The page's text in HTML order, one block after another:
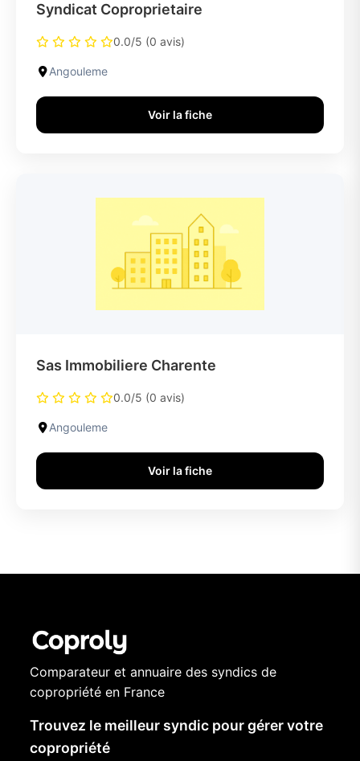
Syndicat Coproprietaire
0.0/5 (0 avis)
Angouleme
Voir la fiche
Sas Immobiliere Charente
0.0/5 (0 avis)
Angouleme
Voir la fiche
Comparateur et annuaire des syndics de
copropriété en France
Trouvez le meilleur syndic pour gérer votre
copropriété